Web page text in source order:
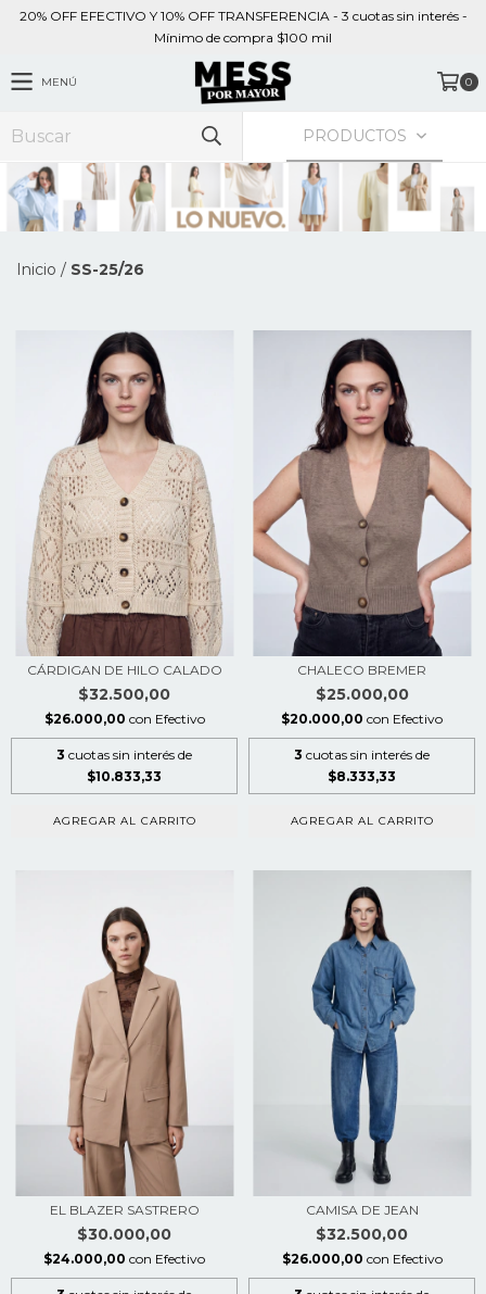
20% OFF EFECTIVO Y 10% OFF TRANSFERENCIA - 3 cuotas sin interés -
Mínimo de compra $100 mil
MENÚ 0
PRODUCTOS
Inicio / SS-25/26
CÁRDIGAN DE HILO CALADO
$32.500,00
$26.000,00 con Efectivo
3 cuotas sin interés de
$10.833,33
AGREGAR AL CARRITO
CHALECO BREMER
$25.000,00
$20.000,00 con Efectivo
3 cuotas sin interés de
$8.333,33
AGREGAR AL CARRITO
EL BLAZER SASTRERO
$30.000,00
$24.000,00 con Efectivo
CAMISA DE JEAN
$32.500,00
$26.000,00 con Efectivo